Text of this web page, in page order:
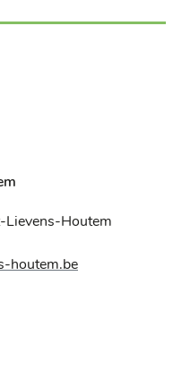
Lievens-Houtem
houtem.be